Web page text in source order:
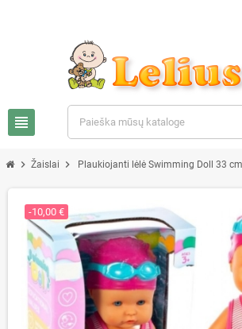
view_headline
chevron_right Žaislai chevron_right Plaukiojanti lėlė Swimming Doll 33
-10,00 €